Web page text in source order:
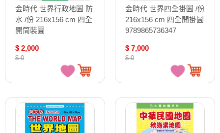
金時代 世界行政地圖 防
水 /份 216x156 cm 四全
開筒裝圖
$ 2,000
$ 0
金時代 世界四全掛圖 /份
216x156 cm 四全開掛圖
9789865736347
$ 7,000
$ 0